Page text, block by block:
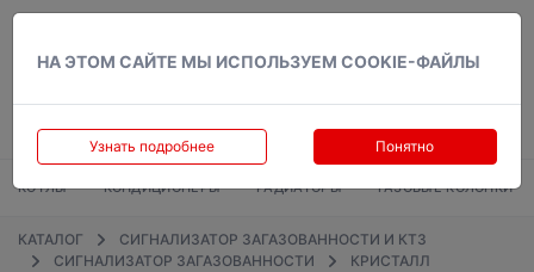
НА ЭТОМ САЙТЕ МЫ ИСПОЛЬЗУЕМ COOKIE-ФАЙЛЫ
Узнать подробнее Понятно
КОТЛЫ КОНДИЦИОНЕРЫ РАДИАТОРЫ ГАЗОВЫЕ КОЛОНКИ
КАТАЛОГ
СИГНАЛИЗАТОР ЗАГАЗОВАННОСТИ И КТЗ
СИГНАЛИЗАТОР ЗАГАЗОВАННОСТИ
КРИСТАЛЛ